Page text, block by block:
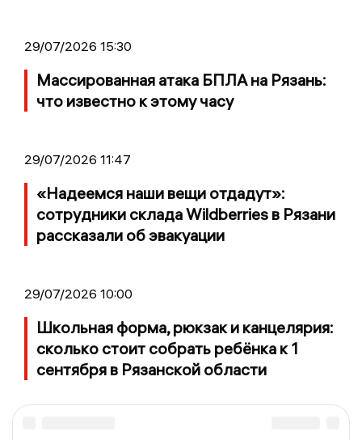
29/07/2026 15:30
Массированная атака БПЛА на Рязань:
что известно к этому часу
29/07/2026 11:47
«Надеемся наши вещи отдадут»:
сотрудники склада Wildberries в Рязани
рассказали об эвакуации
29/07/2026 10:00
Школьная форма, рюкзак и канцелярия:
сколько стоит собрать ребёнка к 1
сентября в Рязанской области